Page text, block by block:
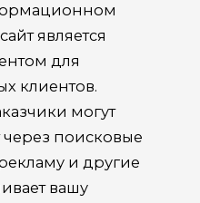
является
для
клиентов.
могут
через поисковые
и другие
вашу